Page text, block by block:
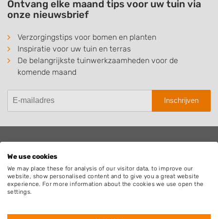
Ontvang elke maand tips voor uw tuin via
onze nieuwsbrief
Verzorgingstips voor bomen en planten
Inspiratie voor uw tuin en terras
De belangrijkste tuinwerkzaamheden voor de
komende maand
Inschrijven
Hovenier.nl
Adverteren
Algemene voorwaarden
Beoordelingen widget
Contact
We use cookies
We may place these for analysis of our visitor data, to improve our
website, show personalised content and to give you a great website
experience. For more information about the cookies we use open the
settings.